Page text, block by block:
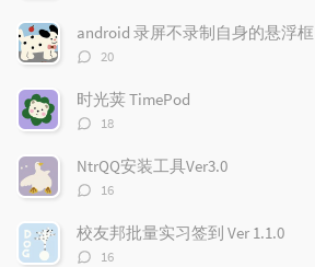
数：
android 录屏不录制自身的悬浮框
评
数：
20
时光荚 TimePod
评
数：
18
NtrQQ安装工具Ver3.0
评
数：
16
校友邦批量实习签到 Ver 1.1.0
评
16